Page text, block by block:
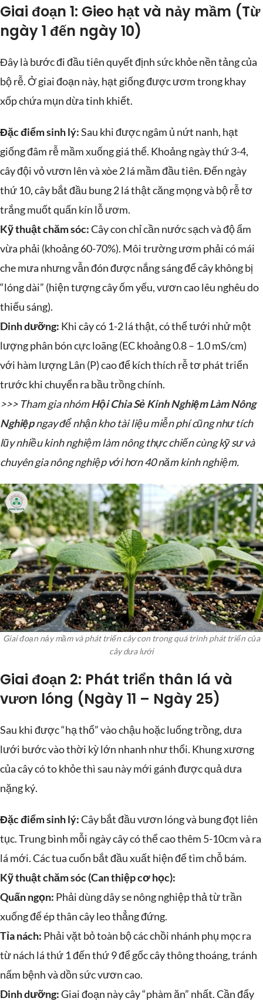
Giai đoạn 1: Gieo hạt và nảy mầm (Từ
ngày 1 đến ngày 10)
Đây là bước đi đầu tiên quyết định sức khỏe nền tảng của
bộ rễ. Ở giai đoạn này, hạt giống được ươm trong khay
xốp chứa mụn dừa tinh khiết.
Đặc điểm sinh lý:Sau khi được ngâm ủ nứt nanh, hạt
giống đâm rễ mầm xuống giá thể. Khoảng ngày thứ 3-4,
cây đội vỏ vươn lên và xòe 2 lá mầm đầu tiên. Đến ngày
thứ 10, cây bắt đầu bung 2 lá thật căng mọng và bộ rễ tơ
trắng muốt quấn kín lỗ ươm.
Kỹ thuật chăm sóc:Cây con chỉ cần nước sạch và độ ẩm
vừa phải (khoảng 60-70%). Môi trường ươm phải có mái
che mưa nhưng vẫn đón được nắng sáng để cây không bị
“lóng dài” (hiện tượng cây ốm yếu, vươn cao lêu nghêu do
thiếu sáng).
Dinh dưỡng: Khi cây có 1-2 lá thật, có thể tưới nhử một
lượng phân bón cực loãng (EC khoảng 0.8 – 1.0 mS/cm)
với hàm lượng Lân (P) cao để kích thích rễ tơ phát triển
trước khi chuyển ra bầu trồng chính.
>>> Tham gia nhómHội Chia Sẻ Kinh Nghiệm Làm Nông
Nghiệpngay để nhận kho tài liệu miễn phí cũng như tích
lũy nhiều kinh nghiệm làm nông thực chiến cùng kỹ sư và
chuyên gia nông nghiệp với hơn 40 năm kinh nghiệm.
Giai đoạn nảy mầm và phát triển cây con trong quá trình phát triển của
cây dưa lưới
Giai đoạn 2: Phát triển thân lá và
vươn lóng (Ngày 11 – Ngày 25)
Sau khi được “hạ thổ” vào chậu hoặc luống trồng, dưa
lưới bước vào thời kỳ lớn nhanh như thổi. Khung xương
của cây có to khỏe thì sau này mới gánh được quả dưa
nặng ký.
Đặc điểm sinh lý:Cây bắt đầu vươn lóng và bung đọt liên
tục. Trung bình mỗi ngày cây có thể cao thêm 5-10cm và ra
lá mới. Các tua cuốn bắt đầu xuất hiện để tìm chỗ bám.
Kỹ thuật chăm sóc (Can thiệp cơ học):
Quấn ngọn: Phải dùng dây se nông nghiệp thả từ trần
xuống để ép thân cây leo thẳng đứng.
Tỉa nách: Phải vặt bỏ toàn bộ các chồi nhánh phụ mọc ra
từ nách lá thứ 1 đến thứ 9 để gốc cây thông thoáng, tránh
nấm bệnh và dồn sức vươn cao.
Dinh dưỡng:Giai đoạn này cây “phàm ăn” nhất. Cần đẩy